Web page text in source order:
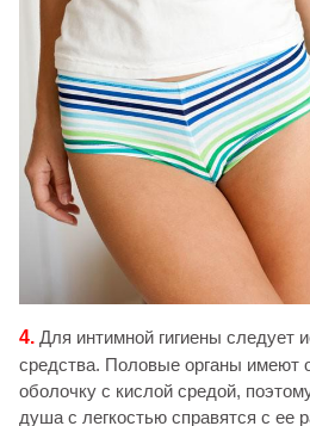
4. Для интимной гигиены следует
средства. Половые органы имеют
оболочку с кислой средой,
душа с легкостью справятся с ее